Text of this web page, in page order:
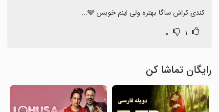
کندی کراش ساگا بهتره ولی اینم خوبس 🩶...
۱ ۰
رایگان تماشا کن